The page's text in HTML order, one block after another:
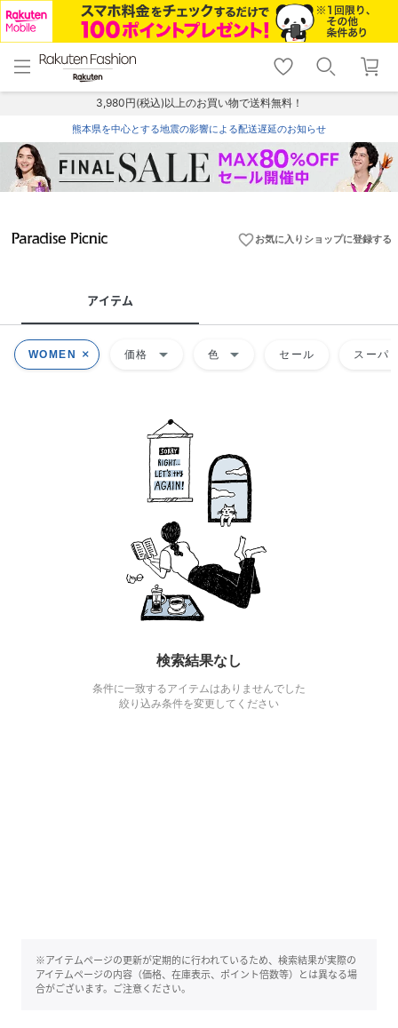
menu home
トップ
shopping_cart lock_outline
ログイン
3,980円(税込)以上のお買い物で送料無料！
熊本県を中心とする地震の影響による配送遅延のお知らせ
favorite_borderお気に入りショップに登録する
アイテム
WOMEN 価格 arrow_drop_down 色 arrow_drop_down セール スーパ
検索結果なし
条件に一致するアイテムはありませんでした
絞り込み条件を変更してください
※アイテムページの更新が定期的に行われているため、検索結果が実際の
アイテムページの内容（価格、在庫表示、ポイント倍数等）とは異なる場
合がございます。ご注意ください。